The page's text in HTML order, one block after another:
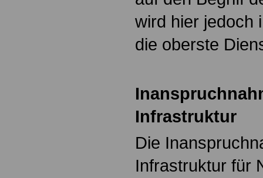
wird hier jedoch
die oberste
Infrastruktur
Die
Infrastruktur für